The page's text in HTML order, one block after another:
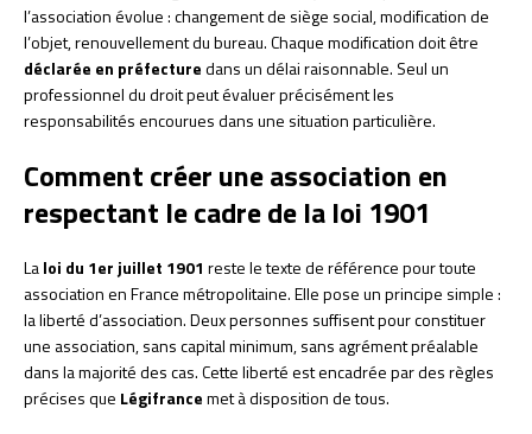
l’association évolue : changement de siège social, modification de
l’objet, renouvellement du bureau. Chaque modification doit être
déclarée en préfecturedans un délai raisonnable. Seul un
professionnel du droit peut évaluer précisément les
responsabilités encourues dans une situation particulière.
Comment créer une association en
respectant le cadre de la loi 1901
Laloi du 1er juillet 1901 reste le texte de référence pour toute
association en France métropolitaine. Elle pose un principe simple :
la liberté d’association. Deux personnes suffisent pour constituer
une association, sans capital minimum, sans agrément préalable
dans la majorité des cas. Cette liberté est encadrée par des règles
précises que Légifrancemet à disposition de tous.